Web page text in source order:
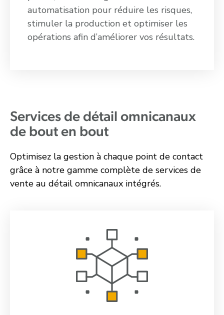
automatisation pour réduire les risques,
stimuler la production et optimiser les
opérations afin d’améliorer vos résultats.
Services de détail omnicanaux
de bout en bout
Optimisez la gestion à chaque point de contact
grâce à notre gamme complète de services de
vente au détail omnicanaux intégrés.